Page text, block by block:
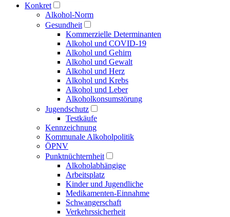
Konkret
Alkohol-Norm
Gesundheit
Kommerzielle Determinanten
Alkohol und COVID-19
Alkohol und Gehirn
Alkohol und Gewalt
Alkohol und Herz
Alkohol und Krebs
Alkohol und Leber
Alkoholkonsumstörung
Jugendschutz
Testkäufe
Kennzeichnung
Kommunale Alkoholpolitik
ÖPNV
Punktnüchternheit
Alkoholabhängige
Arbeitsplatz
Kinder und Jugendliche
Medikamenten-Einnahme
Schwangerschaft
Verkehrssicherheit